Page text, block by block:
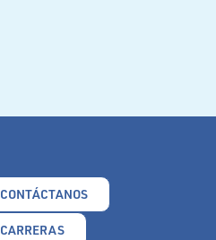
CONTÁCTANOS
CARRERAS